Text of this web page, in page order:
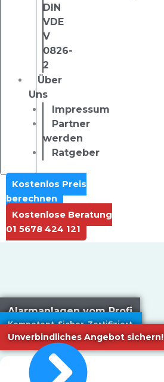
DIN
VDE
V
0826-
2
Über
Uns
Impressum
Partner
werden
Ratgeber
Kostenlos Preis
berechnen
Kostenlose Beratung
01 5678 424 121
Alarmanlagen vom Profi
Kompetent. Sicher. Zertifiziert.
Unverbindliches Angebot sichern!